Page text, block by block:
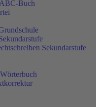
Buch
Sekundarstufe